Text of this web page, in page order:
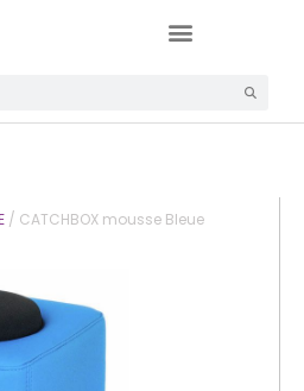
/ CATCHBOX mousse Bleue